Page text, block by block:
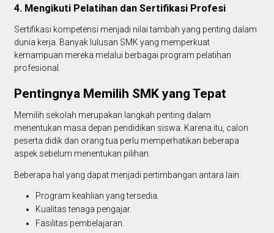
4. Mengikuti Pelatihan dan Sertifikasi Profesi
Sertifikasi kompetensi menjadi nilai tambah yang penting dalam
dunia kerja. Banyak lulusan SMK yang memperkuat
kemampuan mereka melalui berbagai program pelatihan
profesional.
Pentingnya Memilih SMK yang Tepat
Memilih sekolah merupakan langkah penting dalam
menentukan masa depan pendidikan siswa. Karena itu, calon
peserta didik dan orang tua perlu memperhatikan beberapa
aspek sebelum menentukan pilihan.
Beberapa hal yang dapat menjadi pertimbangan antara lain:
Program keahlian yang tersedia.
Kualitas tenaga pengajar.
Fasilitas pembelajaran.